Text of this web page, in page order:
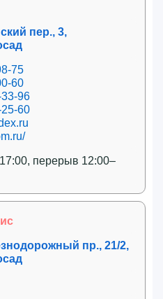
пер., 3,
75
60
96
60
перерыв 12:00–
пр., 21/2,